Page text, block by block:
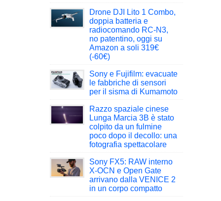
Drone DJI Lito 1 Combo,
doppia batteria e
radiocomando RC-N3,
no patentino, oggi su
Amazon a soli 319€
(-60€)
Sony e Fujifilm: evacuate
le fabbriche di sensori
per il sisma di Kumamoto
Razzo spaziale cinese
Lunga Marcia 3B è stato
colpito da un fulmine
poco dopo il decollo: una
fotografia spettacolare
Sony FX5: RAW interno
X-OCN e Open Gate
arrivano dalla VENICE 2
in un corpo compatto